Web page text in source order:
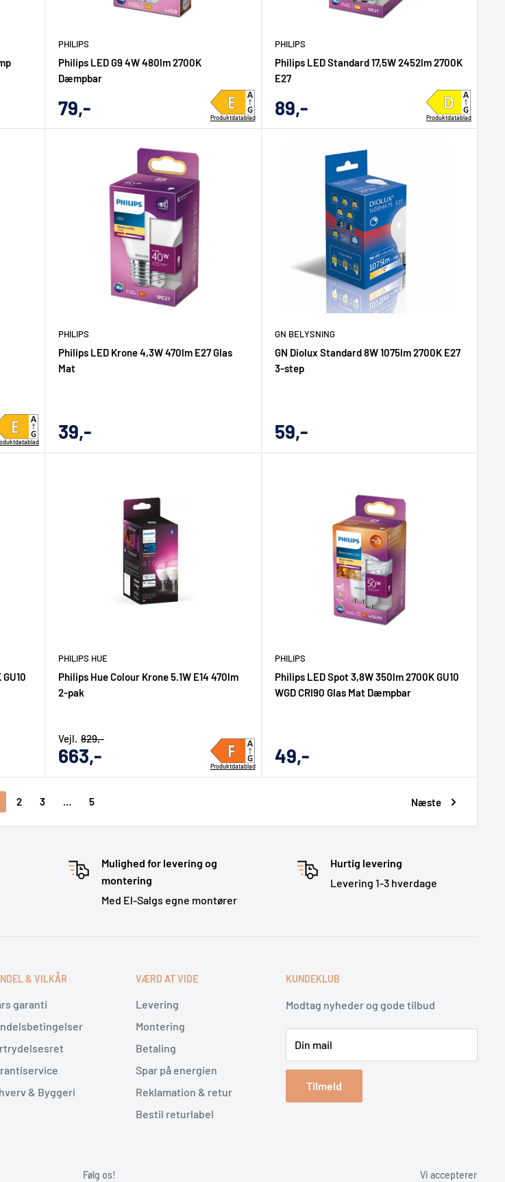
PHILIPS
Philips LED G9 4W 480lm 2700K
Dæmpbar
Udsalgs
pris
79,- Produktdatablad
PHILIPS
Philips LED Standard 17,5W 2452lm 2700K
E27
Udsalgs
pris
89,- Produktdatablad
PHILIPS
Philips LED Krone 4,3W 470lm E27 Glas
Mat
Udsalgs
pris
39,-
GN BELYSNING
GN Diolux Standard 8W 1075lm 2700K E27
3-step
Udsalgs
pris
59,-
PHILIPS HUE
Philips Hue Colour Krone 5.1W E14 470lm
2-pak
Udsalgs
pris
663,-
Vejl. 829,-
Produktdatablad
PHILIPS
Philips LED Spot 3,8W 350lm 2700K GU10
WGD CRI90 Glas Mat Dæmpbar
Udsalgs
pris
49,-
2 3 … 5 Næste
Mulighed for levering og
montering
Med El-Salgs egne montører
Hurtig levering
Levering 1-3 hverdage
& VILKÅR
garanti
& Byggeri
VÆRD AT VIDE
Levering
Montering
Betaling
Spar på energien
Reklamation & retur
Bestil returlabel
KUNDEKLUB
Modtag nyheder og gode tilbud
Din mail
Tilmeld
Følg os! Vi accepterer